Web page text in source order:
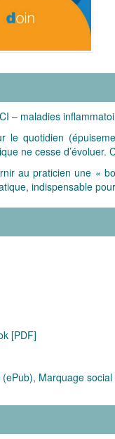
– maladies
le quotidien
ne cesse d’évoluer.
au praticien une «
indispensable
[PDF]
Marquage social